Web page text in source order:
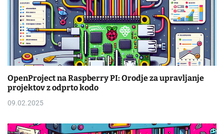
OpenProject na Raspberry PI: Orodje za upravljanje
projektov z odprto kodo
09.02.2025